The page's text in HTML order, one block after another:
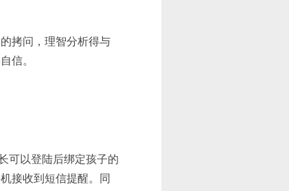
拷问，理智分析得与
信。
可以登陆后绑定孩子的
接收到短信提醒。同